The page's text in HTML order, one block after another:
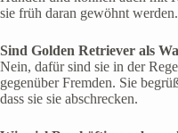
sie früh daran gewöhnt werden.
Sind Golden Retriever als
Nein, dafür sind sie in der
gegenüber Fremden. Sie
dass sie sie abschrecken.